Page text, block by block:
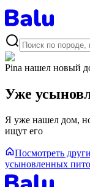
Pina нашел новый
Уже
Я уже нашел дом,
ищут его
Посмотреть
усыновленных